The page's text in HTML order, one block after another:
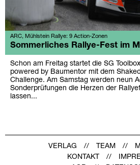
ARC, Mühlstein Rallye: 9 Action-Zonen
Sommerliches Rallye-Fest im
Schon am Freitag startet die SG
powered by Baumentor mit dem
Challenge. Am Samstag werden neun
Sonderprüfungen die Herzen der
lassen...
VERLAG TEAM
KONTAKT